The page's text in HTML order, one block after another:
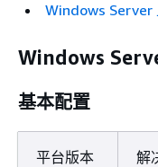
Windows Server
Windows
基本配置
平台版本
解